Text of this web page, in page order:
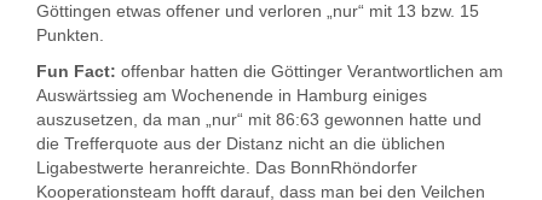
Göttingen etwas offener und verloren „nur“ mit 13 bzw. 15
Punkten.
Fun Fact: offenbar hatten die Göttinger Verantwortlichen am
Auswärtssieg am Wochenende in Hamburg einiges
auszusetzen, da man „nur“ mit 86:63 gewonnen hatte und
die Trefferquote aus der Distanz nicht an die üblichen
Ligabestwerte heranreichte. Das BonnRhöndorfer
Kooperationsteam hofft darauf, dass man bei den Veilchen